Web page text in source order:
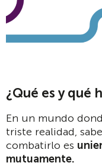
¿Qué es y qué
En un mundo
triste realidad,
combatirlo es
mutuamente.